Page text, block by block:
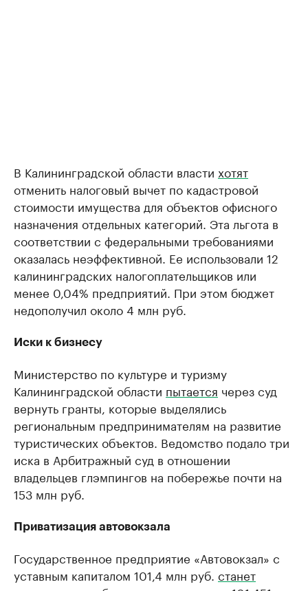
В Калининградской области власти хотят
отменить налоговый вычет по кадастровой
стоимости имущества для объектов офисного
назначения отдельных категорий. Эта льгота в
соответствии с федеральными требованиями
оказалась неэффективной. Ее использовали 12
калининградских налогоплательщиков или
менее 0,04% предприятий. При этом бюджет
недополучил около 4 млн руб.
Иски к бизнесу
Министерство по культуре и туризму
Калининградской области пытается через суд
вернуть гранты, которые выделялись
региональным предпринимателям на развитие
туристических объектов. Ведомство подало три
иска в Арбитражный суд в отношении
владельцев глэмпингов на побережье почти на
153 млн руб.
Приватизация автовокзала
Государственное предприятие «Автовокзал» с
уставным капиталом 101,4 млн руб. станет